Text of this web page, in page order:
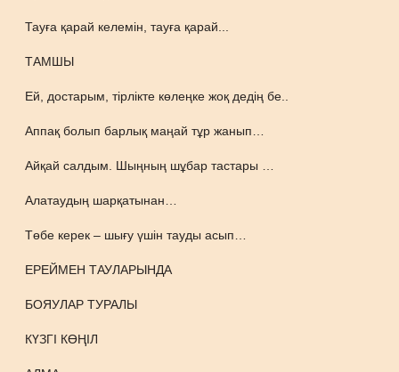
Тауға қарай келемін, тауға қарай...
ТАМШЫ
Ей, достарым, тірлікте көлеңке жоқ дедің бе..
Аппақ болып барлық маңай тұр жанып…
Айқай салдым. Шыңның шұбар тастары …
Алатаудың шарқатынан…
Төбе керек – шығу үшін тауды асып…
ЕРЕЙМЕН ТАУЛАРЫНДА
БОЯУЛАР ТУРАЛЫ
КҮЗГІ КӨҢІЛ